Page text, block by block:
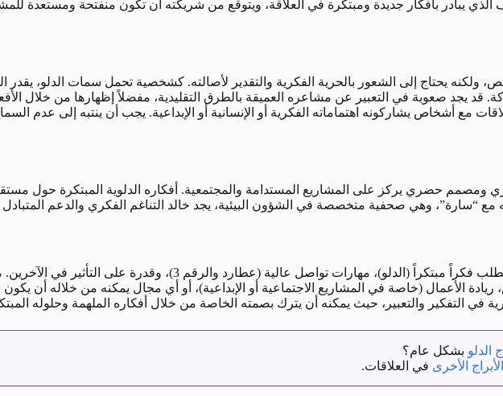
الذي يبادر بأفكار جديدة ومبتكرة في العلاقة، ويتوقع من شريكته أن تكون منفتحة ومستعدة
قد يجد صعوبة في التعبير عن مشاعره العميقة بالطرق التقليدية، مفضلاً إظهارها من خلال
مع أشخاص يشاركونه اهتماماته الفكرية أو الإنسانية أو الإبداعية. يجب أن ينتبه إلى عدم
مع “سارة”، وهي صحفية متخصصة في الشؤون البيئية، يجد خالد التناغم الفكري والدعم
مهنياً، يتألق رجل 30 يناير في الأدوار التي تتطلب فكراً مبتكراً
ريادة الأعمال (خاصة في المشاريع الاجتماعية أو الإبداعية)، أو أي مجال يمكنه من خلاله أن
في التفكير والتعبير، حيث يمكنه أن يترك بصمته الخاصة من خلال أفكاره الملهمة وحلوله
الدلو بشكل عام؟
الأخرى في العلاقات.